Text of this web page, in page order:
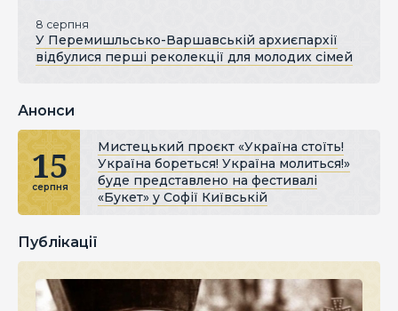
8 серпня
У Перемишльсько-Варшавській архиєпархії
відбулися перші реколекції для молодих сімей
Анонси
15
серпня
Мистецький проєкт «Україна стоїть!
Україна бореться! Україна молиться!»
буде представлено на фестивалі
«Букет» у Софії Київській
Публікації